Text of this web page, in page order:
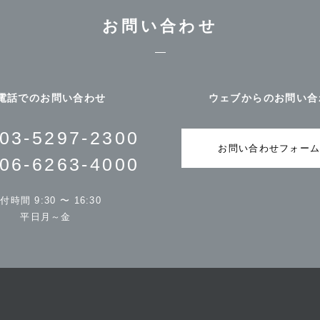
お問い合わせ
話でのお問い合わせ
03-5297-2300
06-6263-4000
時間 9:30 〜 16:30
平日月～金
ウェブからのお問い合
お問い合わせフォー